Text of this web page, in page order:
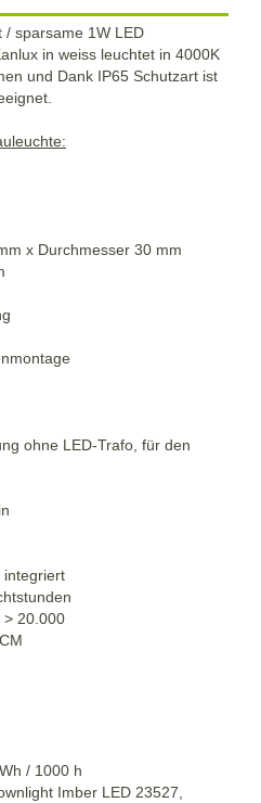
/ sparsame 1W LED
in weiss leuchtet in 4000K
und Dank IP65 Schutzart ist
x Durchmesser 30 mm
ohne LED-Trafo, für den
integriert
> 20.000
/ 1000 h
Imber LED 23527,